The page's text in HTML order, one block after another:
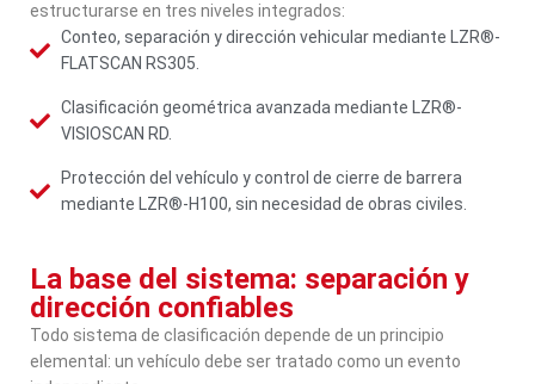
estructurarse en tres niveles integrados:
Conteo, separación y dirección vehicular mediante LZR®-
FLATSCAN RS305.
Clasificación geométrica avanzada mediante LZR®-
VISIOSCAN RD.
Protección del vehículo y control de cierre de barrera
mediante LZR®-H100, sin necesidad de obras civiles.
La base del sistema: separación y
dirección confiables
Todo sistema de clasificación depende de un principio
elemental: un vehículo debe ser tratado como un evento